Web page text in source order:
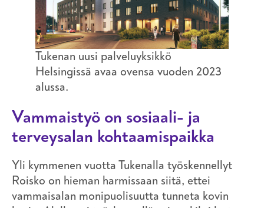
Tukenan uusi palveluyksikkö
Helsingissä avaa ovensa vuoden 2023
alussa.
Vammaistyö on sosiaali- ja
terveysalan kohtaamispaikka
Yli kymmenen vuotta Tukenalla työskennellyt
Roisko on hieman harmissaan siitä, ettei
vammaisalan monipuolisuutta tunneta kovin